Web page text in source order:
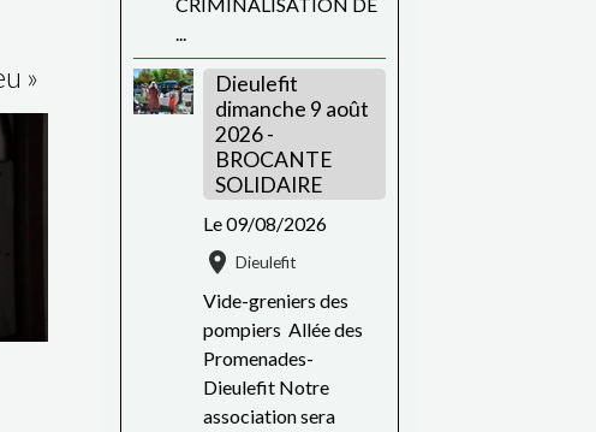
»
...
Dieulefit
dimanche 9 août
2026 -
BROCANTE
SOLIDAIRE
Le 09/08/2026
Dieulefit
Vide-greniers des
pompiers Allée des
Promenades-
Dieulefit Notre
association sera